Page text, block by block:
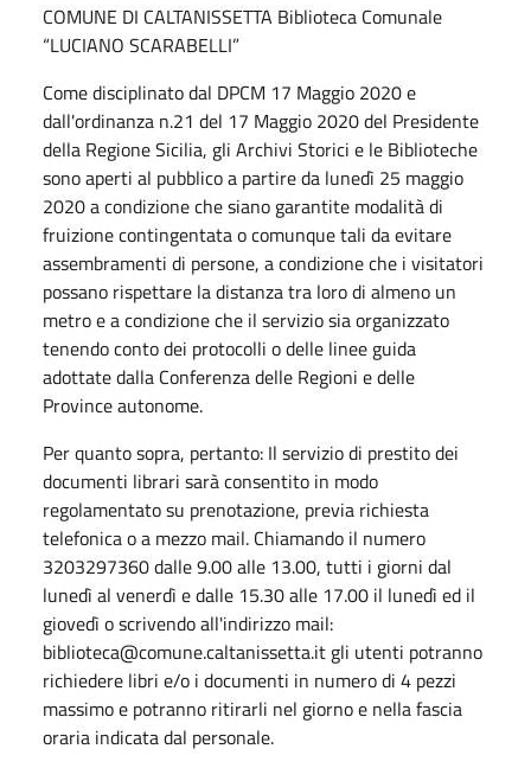
COMUNE DI CALTANISSETTA Biblioteca Comunale
“LUCIANO SCARABELLI”
Come disciplinato dal DPCM 17 Maggio 2020 e
dall'ordinanza n.21 del 17 Maggio 2020 del Presidente
della Regione Sicilia, gli Archivi Storici e le Biblioteche
sono aperti al pubblico a partire da lunedì 25 maggio
2020 a condizione che siano garantite modalità di
fruizione contingentata o comunque tali da evitare
assembramenti di persone, a condizione che i visitatori
possano rispettare la distanza tra loro di almeno un
metro e a condizione che il servizio sia organizzato
tenendo conto dei protocolli o delle linee guida
adottate dalla Conferenza delle Regioni e delle
Province autonome.
Per quanto sopra, pertanto: Il servizio di prestito dei
documenti librari sarà consentito in modo
regolamentato su prenotazione, previa richiesta
telefonica o a mezzo mail. Chiamando il numero
3203297360 dalle 9.00 alle 13.00, tutti i giorni dal
lunedì al venerdì e dalle 15.30 alle 17.00 il lunedì ed il
giovedì o scrivendo all'indirizzo mail:
biblioteca@comune.caltanissetta.it gli utenti potranno
richiedere libri e/o i documenti in numero di 4 pezzi
massimo e potranno ritirarli nel giorno e nella fascia
oraria indicata dal personale.